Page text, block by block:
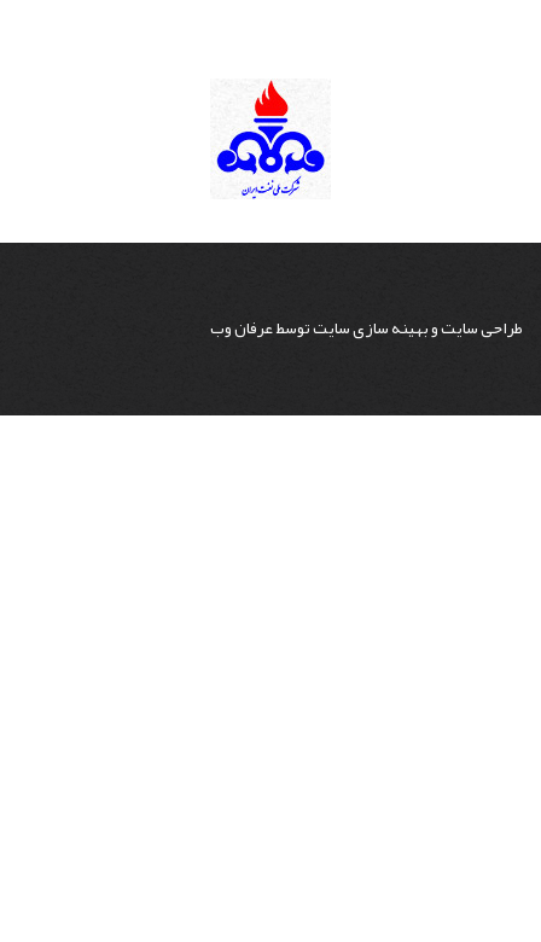
طراحی سایتوبهینه سازی سایتتوسطعرفان وب